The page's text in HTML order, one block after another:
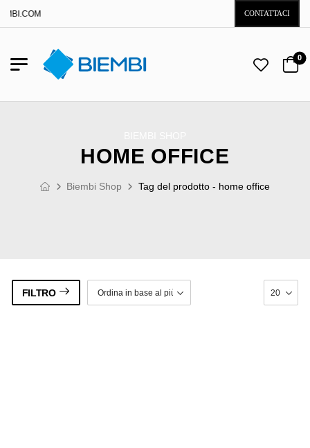
CONTATTACI
0
HOME OFFICE
Biembi Shop Tag del prodotto - home office
FILTRO